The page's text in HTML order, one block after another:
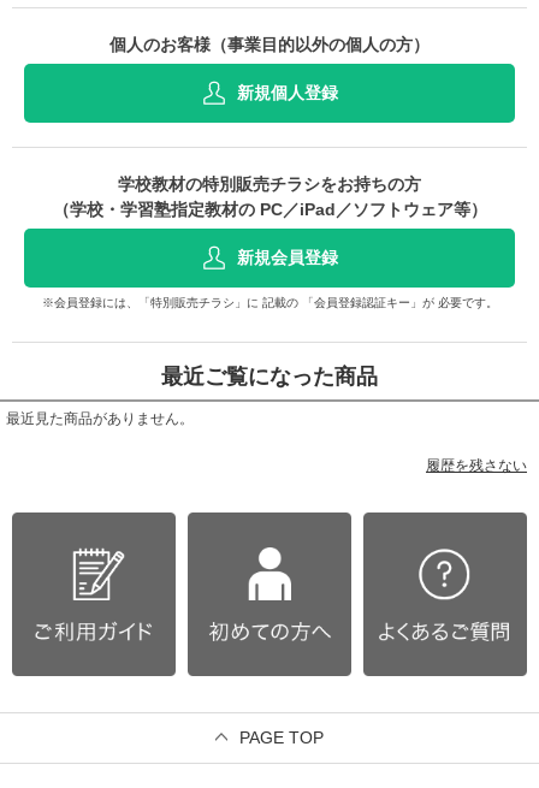
個人のお客様（事業目的以外の個人の方）
新規個人登録
学校教材の特別販売チラシをお持ちの方
（学校・学習塾指定教材の PC／iPad／ソフトウェア等）
新規会員登録
※会員登録には、「特別販売チラシ」に 記載の 「会員登録認証キー」が 必要です。
最近ご覧になった商品
最近見た商品がありません。
履歴を残さない
PAGE TOP